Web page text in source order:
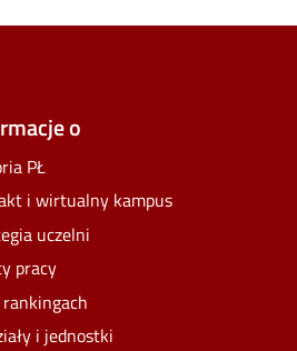
o
PŁ
i wirtualny kampus
uczelni
pracy
i jednostki